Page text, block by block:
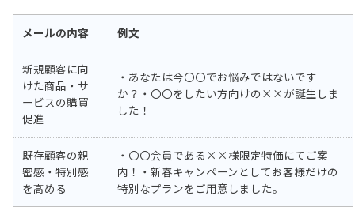
メールの内容 例文
新規顧客に向
けた商品・サ
ービスの購買
促進
・あなたは今〇〇でお悩みではないです
か？・〇〇をしたい方向けの××が誕生しま
した！
既存顧客の親
密感・特別感
を高める
・〇〇会員である××様限定特価にてご案
内！・新春キャンペーンとしてお客様だけの
特別なプランをご用意しました。